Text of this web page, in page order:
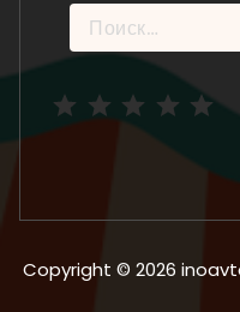
Найти:
Copyright © 2026